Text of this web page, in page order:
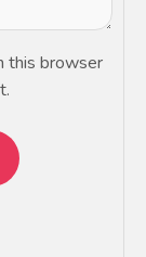
this browser